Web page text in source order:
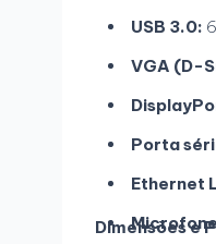
USB 3.0:
VGA (D-
Porta
Ethernet
Dimensões e